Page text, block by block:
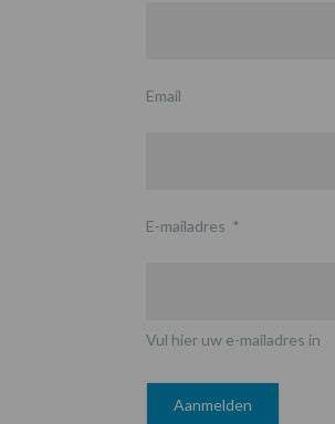
Email
E-mailadres *
Vul hier uw e-mailadres in